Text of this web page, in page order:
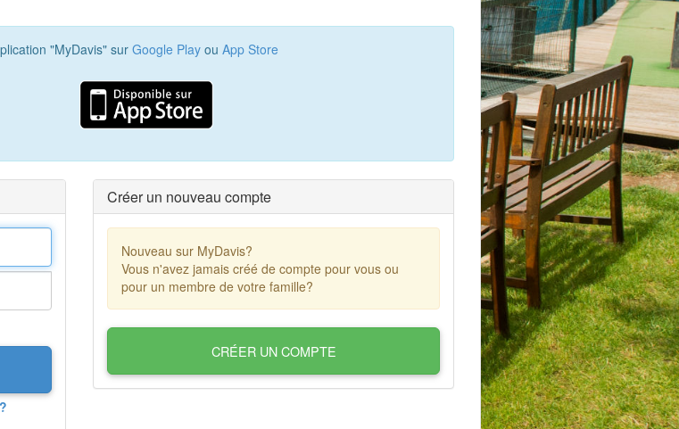
"MyDavis" sur Google Playou App Store
Créer un nouveau compte
Nouveau sur MyDavis?
Vous n'avez jamais créé de compte pour vous ou
pour un membre de votre famille?
CRÉER UN COMPTE